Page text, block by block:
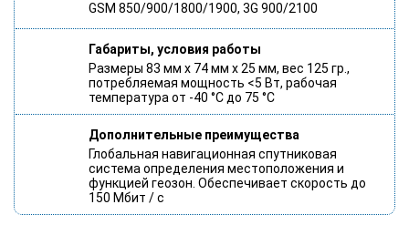
GSM 850/900/1800/1900, 3G 900/2100
Габариты, условия работы
Размеры 83 мм x 74 мм x 25 мм, вес 125 гр.,
потребляемая мощность <5 Вт, рабочая
температура от -40 °C до 75 °C
Дополнительные преимущества
Глобальная навигационная спутниковая
система определения местоположения и
функцией геозон. Обеспечивает скорость до
150 Мбит / с